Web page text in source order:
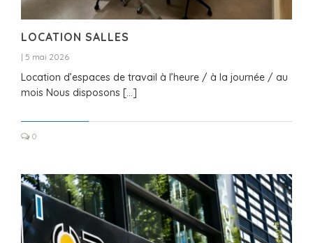
LOCATION SALLES
| 5 mai 2026
Location d’espaces de travail à l’heure / à la journée / au
mois Nous disposons […]
0